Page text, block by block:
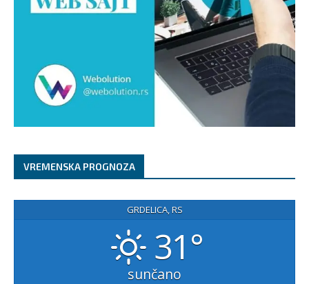
VREMENSKA PROGNOZA
GRDELICA, RS
31°
sunčano